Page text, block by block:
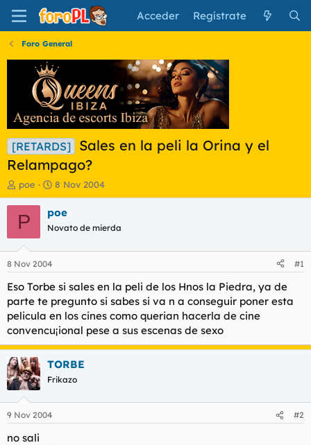
Acceder Regístrate
Foro General
[RETARDS]
Sales en la peli la Orina y el
Relampago?
I
n
i
c
a
d
o
r
e
l
t
e
m
a
poe
F
e
c
a
i
n
c
i
o
8 Nov 2004
P poe
Novato de mierda
8 Nov 2004 #1
Eso Torbe si sales en la peli de los Hnos la Piedra, ya de
parte te pregunto si sabes si va n a conseguir poner esta
pelicula en los cines como querian hacerla de cine
convencu¡ional pese a sus escenas de sexo
TORBE
Frikazo
9 Nov 2004 #2
no sali